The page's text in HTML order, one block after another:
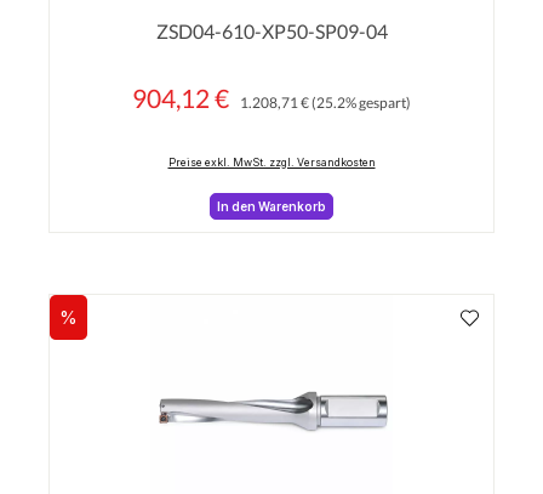
ZSD04-610-XP50-SP09-04
Verkaufspreis:
904,12 € 1.208,71 €(25.2% gespart)
Preise exkl. MwSt. zzgl. Versandkosten
In den Warenkorb
Rabatt
%